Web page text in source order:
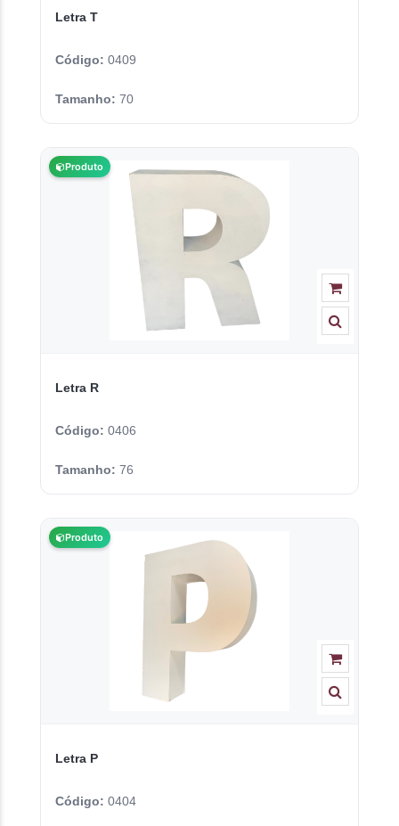
Letra T
Código: 0409
Tamanho: 70
Produto
Letra R
Código: 0406
Tamanho: 76
Produto
Letra P
Código: 0404